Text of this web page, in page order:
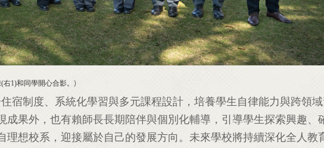
(右1)和同學開心合影。 )
宿制度、系統化學習與多元課程設計，培養學生自律能力與跨領
果外，也有賴師長長期陪伴與個別化輔導，引導學生探索興趣、
想校系，迎接屬於自己的發展方向。未來學校將持續深化全人教